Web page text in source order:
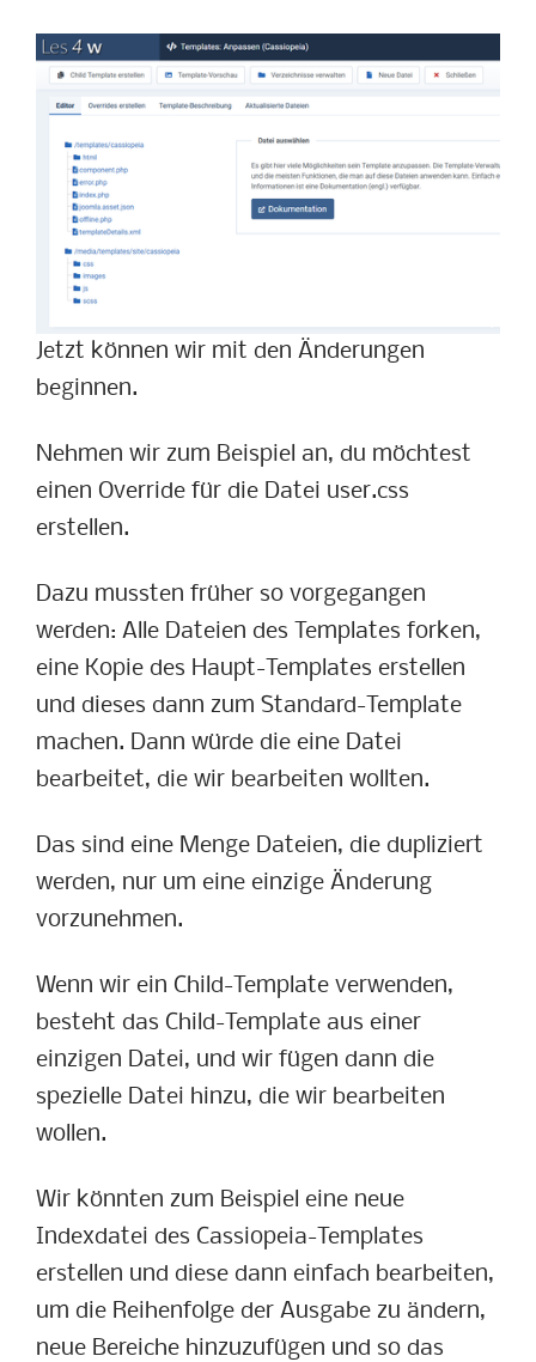
Jetzt können wir mit den Änderungen
beginnen.
Nehmen wir zum Beispiel an, du möchtest
einen Override für die Datei user.css
erstellen.
Dazu mussten früher so vorgegangen
werden: Alle Dateien des Templates forken,
eine Kopie des Haupt-Templates erstellen
und dieses dann zum Standard-Template
machen. Dann würde die eine Datei
bearbeitet, die wir bearbeiten wollten.
Das sind eine Menge Dateien, die dupliziert
werden, nur um eine einzige Änderung
vorzunehmen.
Wenn wir ein Child-Template verwenden,
besteht das Child-Template aus einer
einzigen Datei, und wir fügen dann die
spezielle Datei hinzu, die wir bearbeiten
wollen.
Wir könnten zum Beispiel eine neue
Indexdatei des Cassiopeia-Templates
erstellen und diese dann einfach bearbeiten,
um die Reihenfolge der Ausgabe zu ändern,
neue Bereiche hinzuzufügen und so das